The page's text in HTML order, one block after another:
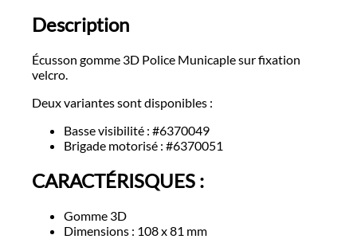
Description
Écusson gomme 3D Police Municaple sur fixation
velcro.
Deux variantes sont disponibles :
Basse visibilité : #6370049
Brigade motorisé : #6370051
CARACTÉRISQUES :
Gomme 3D
Dimensions : 108 x 81 mm